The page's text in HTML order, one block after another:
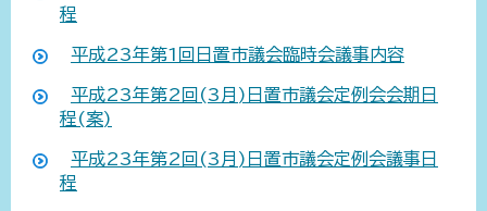
程
平成23年第1回日置市議会臨時会議事内容
平成23年第2回(3月)日置市議会定例会会期日
程(案)
平成23年第2回(3月)日置市議会定例会議事日
程